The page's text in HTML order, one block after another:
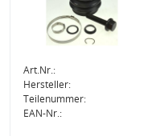
Art.Nr.:
Hersteller:
Teilenummer:
EAN-Nr.: